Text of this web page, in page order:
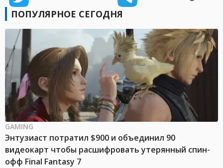
ПОПУЛЯРНОЕ СЕГОДНЯ
GAMING
Энтузиаст потратил $900 и объединил 90
видеокарт чтобы расшифровать утерянный спин-
офф Final Fantasy 7